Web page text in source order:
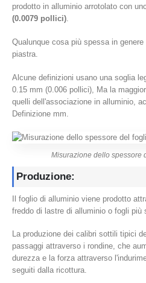
prodotto in alluminio arrotolato con
(0.0079 pollici).
Qualunque cosa più spessa in
piastra.
Alcune definizioni usano una soglia
0.15 mm (0.006 pollici), Ma la
quelli dell'associazione in alluminio,
Definizione mm.
Misurazione dello spessore
Produzione:
Il foglio di alluminio viene prodotto
freddo di lastre di alluminio o fogli più
La produzione dei calibri sottili tipici
passaggi attraverso i rondine, che
durezza e la forza attraverso
seguiti dalla ricottura.